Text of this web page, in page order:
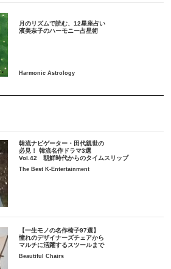
月のリズムで読む、12星座占い
韓流ナビゲーター・田代親世の
必見！ 韓流名作ドラマ3選
Vol.42 朝鮮時代からのタイムスリップ
The Best K-Entertainment
【一生モノの名作椅子97選】
憧れのデザイナーズチェアから
マルチに活躍するスツールまで
Beautiful Chairs